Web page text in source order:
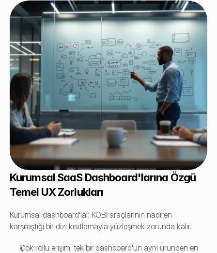
Kurumsal SaaS Dashboard'larına Özgü
Temel UX Zorlukları
Kurumsal dashboard'lar, KOBİ araçlarının nadiren
karşılaştığı bir dizi kısıtlamayla yüzleşmek zorunda kalır.
Çok rollü erişim, tek bir dashboard'un aynı üründen en